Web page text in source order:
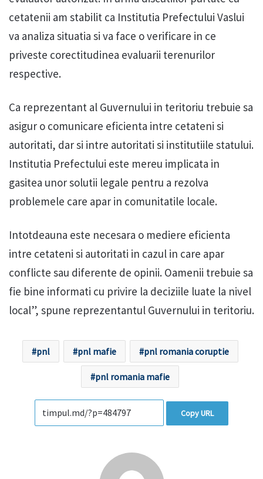
cetatenii am stabilit ca Institutia Prefectului Vaslui
va analiza situatia si va face o verificare in ce
priveste corectitudinea evaluarii terenurilor
respective.
Ca reprezentant al Guvernului in teritoriu trebuie sa
asigur o comunicare eficienta intre cetateni si
autoritati, dar si intre autoritati si institutiile statului.
Institutia Prefectului este mereu implicata in
gasitea unor solutii legale pentru a rezolva
problemele care apar in comunitatile locale.
Intotdeauna este necesara o mediere eficienta
intre cetateni si autoritati in cazul in care apar
conflicte sau diferente de opinii. Oamenii trebuie sa
fie bine informati cu privire la deciziile luate la nivel
local”, spune reprezentantul Guvernului in teritoriu.
pnl pnl mafie pnl romania coruptie
pnl romania mafie
Copy URL